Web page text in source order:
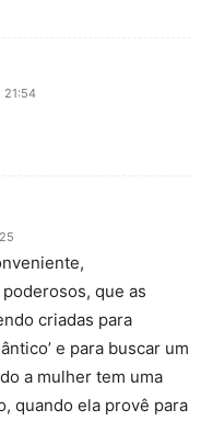
21:54
que as
criadas para
e para buscar um
a mulher tem uma
quando ela provê para